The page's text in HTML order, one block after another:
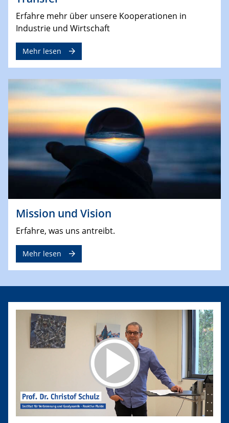
Erfahre mehr über unsere Kooperationen in
Industrie und Wirtschaft
Mehr lesen
Mission und Vision
Erfahre, was uns antreibt.
Mehr lesen